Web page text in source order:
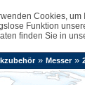
Cookies,
Funktion
finden Sie in
» Messer»